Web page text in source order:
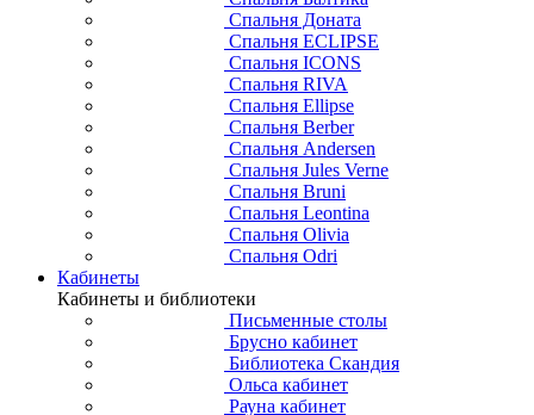
Спальня Доната
Спальня ECLIPSE
Спальня ICONS
Спальня RIVA
Спальня Ellipse
Спальня Berber
Спальня Andersen
Спальня Jules Verne
Спальня Bruni
Спальня Leontina
Спальня Olivia
Спальня Odri
Кабинеты
Кабинеты и библиотеки
Письменные столы
Брусно кабинет
Библиотека Скандия
Ольса кабинет
Рауна кабинет